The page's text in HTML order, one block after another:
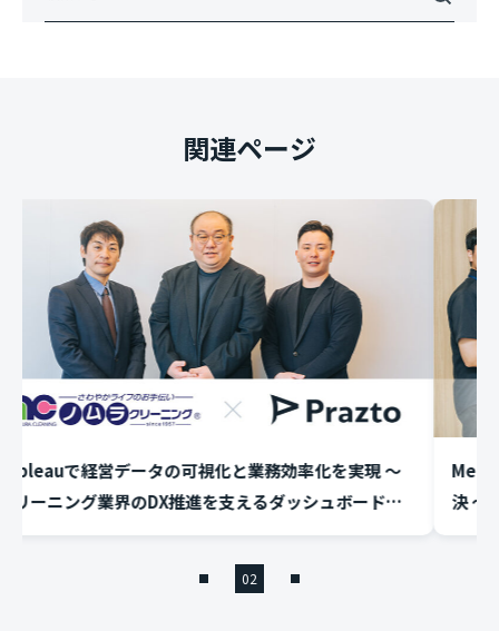
関連ページ
営データの可視化と業務効率化を実現 〜
グ業界のDX推進を支えるダッシュボード構
社ノムラクリーニング様インタビュー
Mergencyで勤
決 〜営業効率
現〜 ヒューマ
01 02 03